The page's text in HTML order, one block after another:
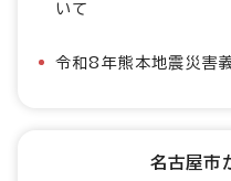
いて
令和8年熊本地震災害
名古屋市